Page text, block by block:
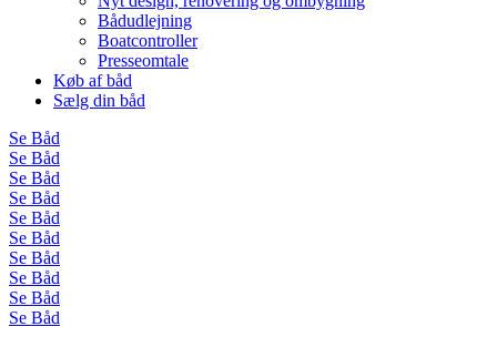
Bådudlejning
Boatcontroller
Presseomtale
Køb af båd
Sælg din båd
Se Båd
Se Båd
Se Båd
Se Båd
Se Båd
Se Båd
Se Båd
Se Båd
Se Båd
Se Båd